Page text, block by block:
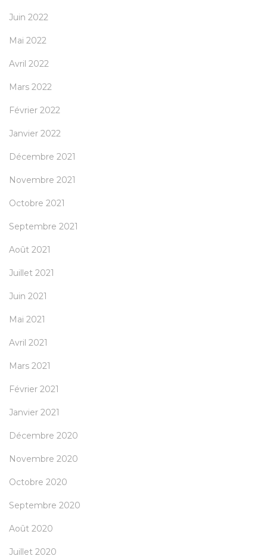
Juin 2022
Mai 2022
Avril 2022
Mars 2022
Février 2022
Janvier 2022
Décembre 2021
Novembre 2021
Octobre 2021
Septembre 2021
Août 2021
Juillet 2021
Juin 2021
Mai 2021
Avril 2021
Mars 2021
Février 2021
Janvier 2021
Décembre 2020
Novembre 2020
Octobre 2020
Septembre 2020
Août 2020
Juillet 2020